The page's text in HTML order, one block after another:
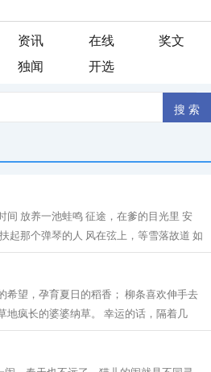
资讯 在线
奖文
独闻 开选
间 放养一池蛙鸣 征途，在爹的目光里 安
起那个弹琴的人 风在弦上，等雪落故道 如
泪...
希望，孕育夏日的稻香； 柳条喜欢伸手去
地疯长的婆婆纳草。 幸运的话，隔着几
鹭立...